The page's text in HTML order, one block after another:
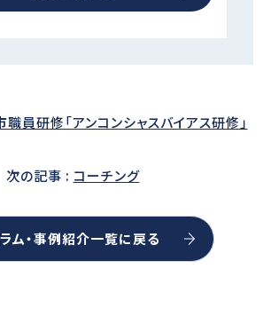
員研修「アンコンシャスバイアス研修」
次の記事 : コーチング
ム・事例紹介一覧に戻る